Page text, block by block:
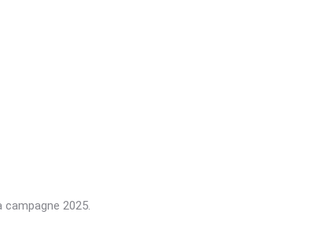
2025.